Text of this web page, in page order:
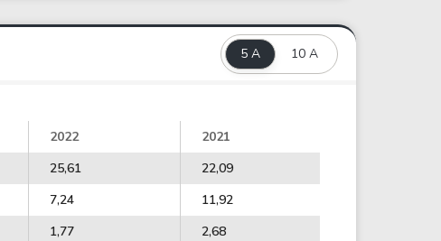
5 A 10 A
2022
2021
25,61
22,09
7,24
11,92
1,77
2,68